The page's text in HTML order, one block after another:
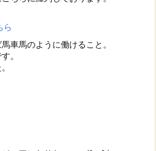
ら
車馬のように働けること。
。